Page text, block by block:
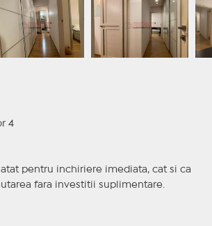
4
pentru inchiriere imediata, cat si ca
fara investitii suplimentare.